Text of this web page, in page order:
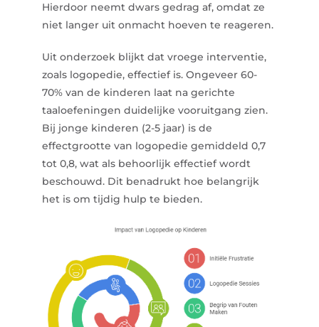
Hierdoor neemt dwars gedrag af, omdat ze
niet langer uit onmacht hoeven te reageren.
Uit onderzoek blijkt dat vroege interventie,
zoals logopedie, effectief is. Ongeveer 60-
70% van de kinderen laat na gerichte
taaloefeningen duidelijke vooruitgang zien.
Bij jonge kinderen (2-5 jaar) is de
effectgrootte van logopedie gemiddeld 0,7
tot 0,8, wat als behoorlijk effectief wordt
beschouwd. Dit benadrukt hoe belangrijk
het is om tijdig hulp te bieden.